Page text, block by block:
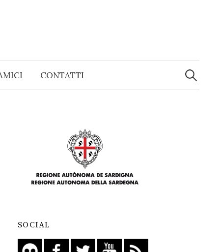
CONTATTI
Ricerca
per:
SOCIAL